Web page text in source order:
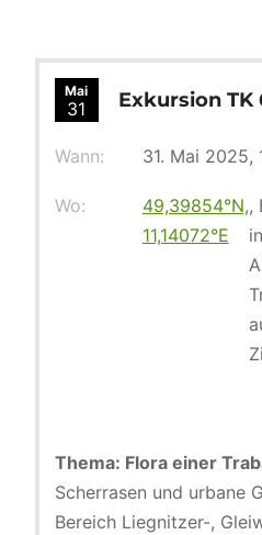
Mai
31 Exkursion TK
Wann: 31. Mai 2025,
Wo:
49,39854°N,
11,14072°E
,
Thema: Flora einer
Scherrasen und urbane
Bereich Liegnitzer-,